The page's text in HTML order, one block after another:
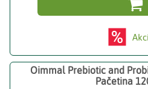

Oimmal Prebiotic and
Pačetina